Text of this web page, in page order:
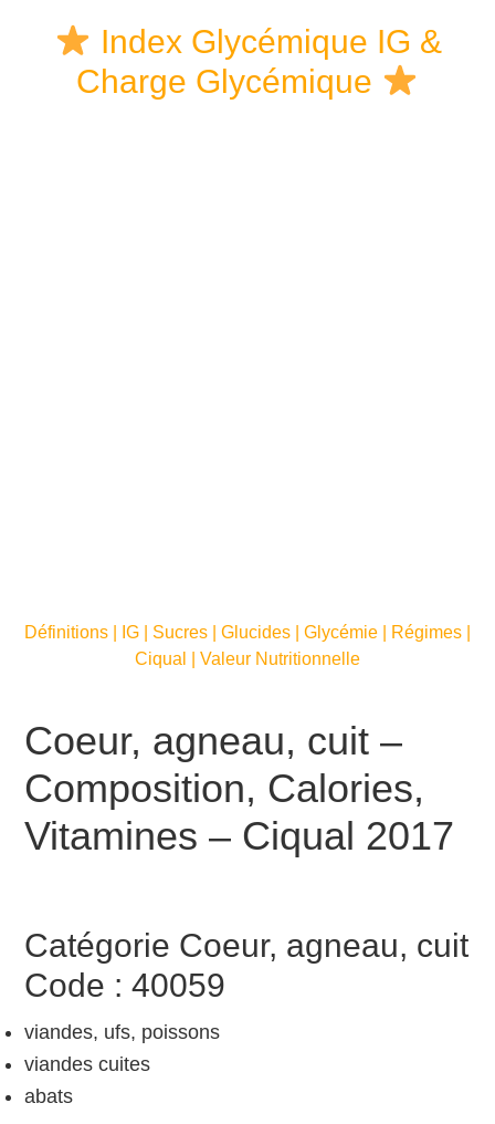
links
Index Glycémique IG &
Charge Glycémique
Définitions | IG | Sucres | Glucides | Glycémie | Régimes |
Ciqual | Valeur Nutritionnelle
Coeur, agneau, cuit –
Composition, Calories,
Vitamines – Ciqual 2017
Catégorie Coeur, agneau, cuit
Code : 40059
viandes, ufs, poissons
viandes cuites
abats